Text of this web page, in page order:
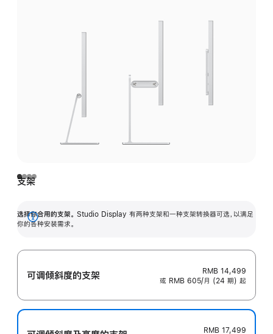
支架
选择你合用的支架。 Studio Display 有两种支架和一种支架转换器可选，以满足
你的各种安装需求。
展
可调倾斜度的支架
RMB 14,499
或 RMB 605/月 (24 期) 起
RMB 17,499